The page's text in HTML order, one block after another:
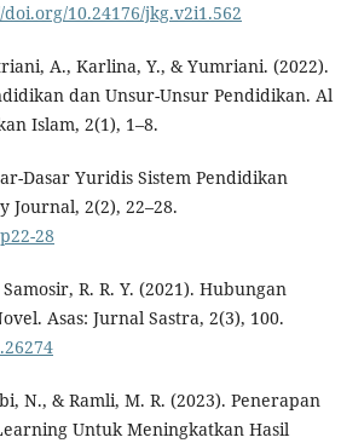
10.24176/jkg.v2i1.562
A., Karlina, Y., & Yumriani. (2022).
dan Unsur-Unsur Pendidikan. Al
Islam, 2(1), 1–8.
Dasar Yuridis Sistem Pendidikan
Journal, 2(2), 22–28.
28
R. R. Y. (2021). Hubungan
Asas: Jurnal Sastra, 2(3), 100.
N., & Ramli, M. R. (2023). Penerapan
Untuk Meningkatkan Hasil